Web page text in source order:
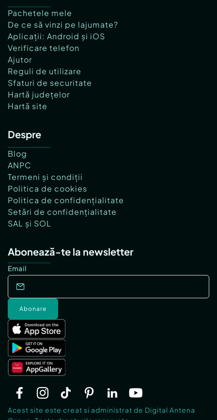
Pachetele mele
De ce să vinzi pe lajumate?
Aplicații: Android și iOS
Verificare telefon
Ajutor
Reguli de utilizare
Sfaturi de securitate
Hartă județelor
Hartă site
Despre
Blog
ANPC
Termeni și condiții
Politica de cookies
Politica de confidențialitate
Setări de confidențialitate
SAL și SOL
Abonează-te la newsletter
Email
Abonare
Acest site este creat si administrat de Digital Antena